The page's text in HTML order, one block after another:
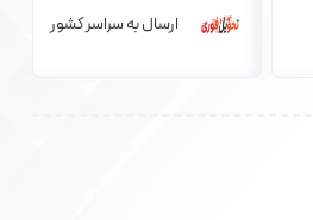
ارسال به سراسر کشور